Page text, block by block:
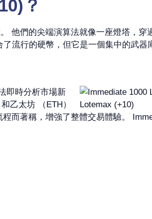
？
他們的尖端演算法就像一座燈塔，穿
流行的硬幣，但它是一個集中的武器
即時分析市場新
乙太坊 （ETH）
而著稱，增強了整體交易體驗。